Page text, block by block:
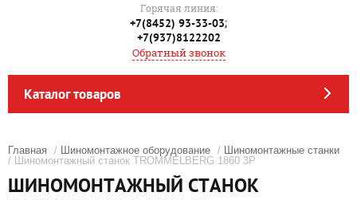
Горячая линия:
+7(8452) 93-33-03;
+7(937)8122202
Обратный звонок
Каталог товаров
Главная / Шиномонтажное оборудование /
Шиномонтажные станки
/ Шиномонтажный станок TROMMELBERG 1860 3P
ШИНОМОНТАЖНЫЙ СТАНОК